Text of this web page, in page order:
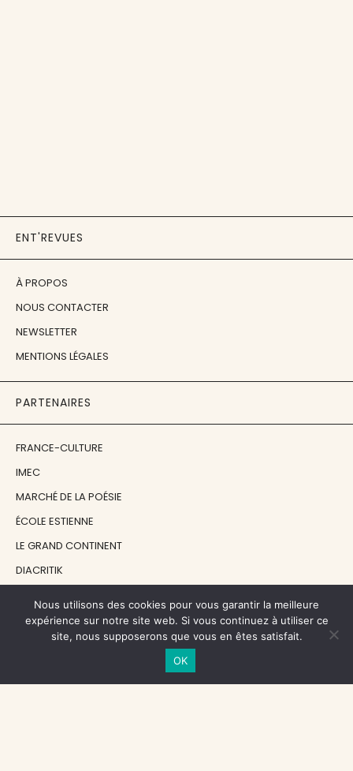
ENT'REVUES
À PROPOS
NOUS CONTACTER
NEWSLETTER
MENTIONS LÉGALES
PARTENAIRES
FRANCE-CULTURE
IMEC
MARCHÉ DE LA POÉSIE
ÉCOLE ESTIENNE
LE GRAND CONTINENT
DIACRITIK
NOS SOUTIENS
CENTRE NATIONAL DU LIVRE
Nous utilisons des cookies pour vous garantir la meilleure
expérience sur notre site web. Si vous continuez à utiliser ce
site, nous supposerons que vous en êtes satisfait.
OK